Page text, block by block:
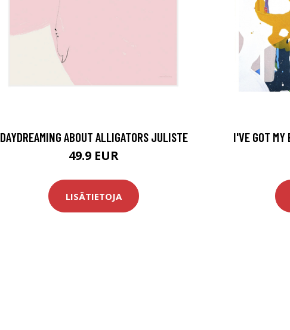
DAYDREAMING ABOUT ALLIGATORS JULISTE
49.9 EUR
LISÄTIETOJA
I'VE GOT